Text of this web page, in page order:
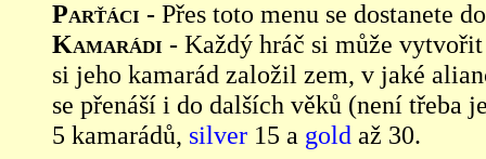
Parťáci - Přes toto menu se dostanete
Kamarádi - Každý hráč si může
si jeho kamarád založil zem, v jaké
se přenáší i do dalších věků (není třeba
5 kamarádů, silver 15 a gold až 30.